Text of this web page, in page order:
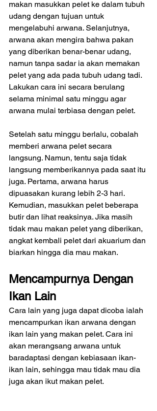
makan masukkan pelet ke dalam tubuh
udang dengan tujuan untuk
mengelabuhi arwana. Selanjutnya,
arwana akan mengira bahwa pakan
yang diberikan benar-benar udang,
namun tanpa sadar ia akan memakan
pelet yang ada pada tubuh udang tadi.
Lakukan cara ini secara berulang
selama minimal satu minggu agar
arwana mulai terbiasa dengan pelet.
Setelah satu minggu berlalu, cobalah
memberi arwana pelet secara
langsung. Namun, tentu saja tidak
langsung memberikannya pada saat itu
juga. Pertama, arwana harus
dipuasakan kurang lebih 2-3 hari.
Kemudian, masukkan pelet beberapa
butir dan lihat reaksinya. Jika masih
tidak mau makan pelet yang diberikan,
angkat kembali pelet dari akuarium dan
biarkan hingga dia mau makan.
Mencampurnya Dengan
Ikan Lain
Cara lain yang juga dapat dicoba ialah
mencampurkan ikan arwana dengan
ikan lain yang makan pelet. Cara ini
akan merangsang arwana untuk
baradaptasi dengan kebiasaan ikan-
ikan lain, sehingga mau tidak mau dia
juga akan ikut makan pelet.